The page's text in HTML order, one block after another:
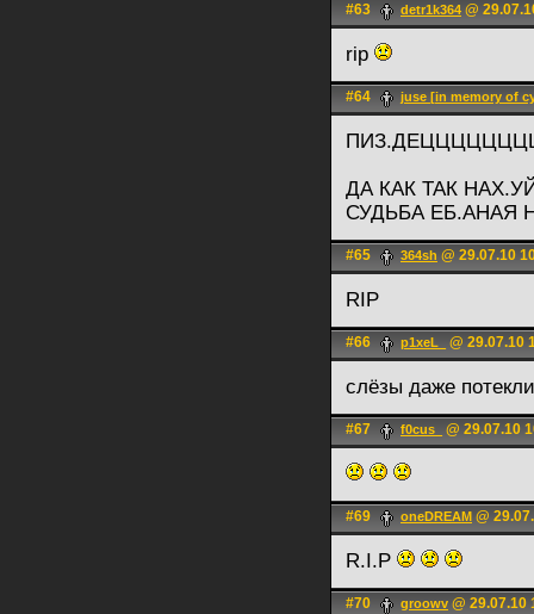
#63 detr1k364 @
rip
#64 juse [in memory of
ДА КАК ТАК
СУДЬБА ЕБ.АНАЯ
#65 364sh @ 29.07.10
RIP
#66 p1xeL_ @ 29.07.10
слёзы даже
#67 f0cus_ @ 29.07.10
#69 oneDREAM @
R.I.P
#70 groowv @ 29.07.10